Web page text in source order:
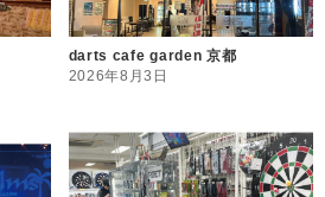
darts cafe garden 京都
2026年8月3日